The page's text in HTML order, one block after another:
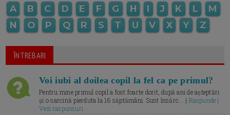
A B C D E F G H I J K L
M
N
O P Q R S T U V X Y Z
ÎNTREBARI
Voi iubi al doilea copil la fel ca pe primul?
Pentru mine primul copil a fost foarte dorit, după ani de așteptări
și o sarcină pierduta la 16 săptămâni. Sunt însărc... | Raspunde |
Vezi raspunsuri